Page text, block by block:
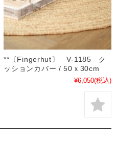
**〔Fingerhut〕 V-1185 ク
ッションカバー / 50ｘ30cm
¥6,050(税込)